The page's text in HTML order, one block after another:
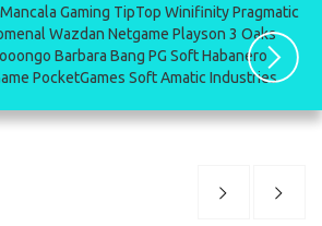
Mancala Gaming TipTop WinifinityPragmatic
Wazdan Netgame Playson 3 Oaks
Barbara Bang PG SoftHabanero
PocketGames SoftAmatic Industries